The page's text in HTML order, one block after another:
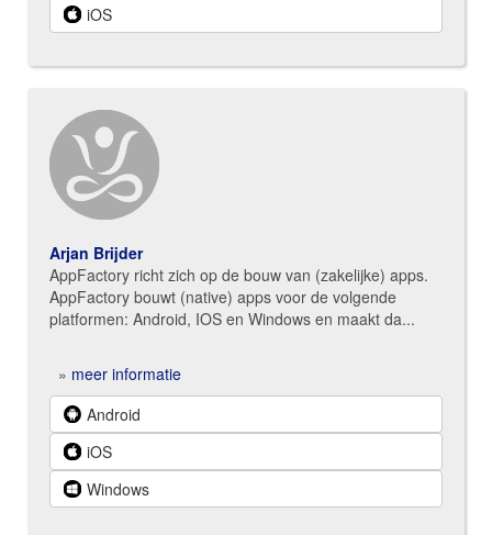
iOS
Arjan Brijder
AppFactory richt zich op de bouw van (zakelijke) apps.
AppFactory bouwt (native) apps voor de volgende
platformen: Android, IOS en Windows en maakt da...
» meer informatie
Android
iOS
Windows